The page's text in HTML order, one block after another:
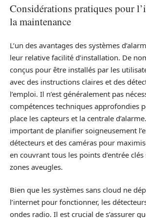
Considérations pratiques pour
la maintenance
L’un des avantages des systèmes
leur relative facilité d’installation. De
conçus pour être installés par les
avec des instructions claires et des
l’emploi. Il n’est généralement pas
compétences techniques approfondies
place les capteurs et la centrale
important de planifier soigneusement
détecteurs et des caméras pour
en couvrant tous les points d’entrée clés
zones aveugles.
Bien que les systèmes sans cloud ne
l’internet pour fonctionner, les
ondes radio. Il est crucial de s’assurer